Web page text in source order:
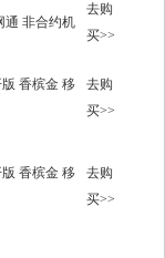
通 非合约机
去购
买>>
香槟金 移
去购
买>>
香槟金 移
去购
买>>